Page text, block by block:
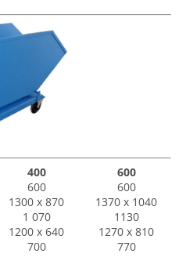
400
600
600
600
1300 x 870
1370 x 1040
1 070
1130
1200 x 640
1270 x 810
700
770